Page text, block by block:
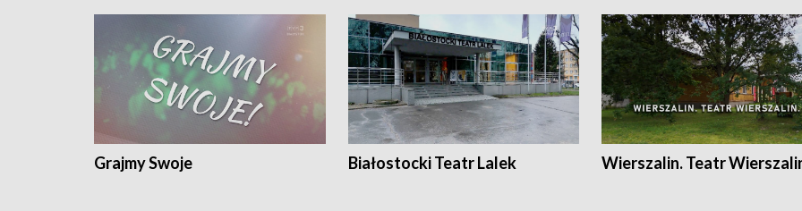
Grajmy Swoje Białostocki Teatr Lalek Wierszalin. Teatr